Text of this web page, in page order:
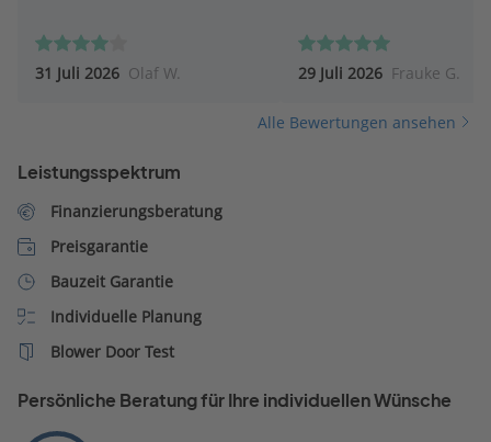
31 Juli 2026 Olaf W. 29 Juli 2026 Frauke G.
Alle Bewertungen ansehen
Leistungsspektrum
Finanzierungsberatung
Preisgarantie
Bauzeit Garantie
Individuelle Planung
Blower Door Test
Persönliche Beratung für Ihre individuellen Wünsche